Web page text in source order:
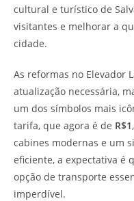
cultural e turístico de
visitantes e melhorar a
cidade.
As reformas no Elevador
atualização necessária,
um dos símbolos mais
tarifa, que agora é de R$1
cabines modernas e um
eficiente, a expectativa é
opção de transporte
imperdível.